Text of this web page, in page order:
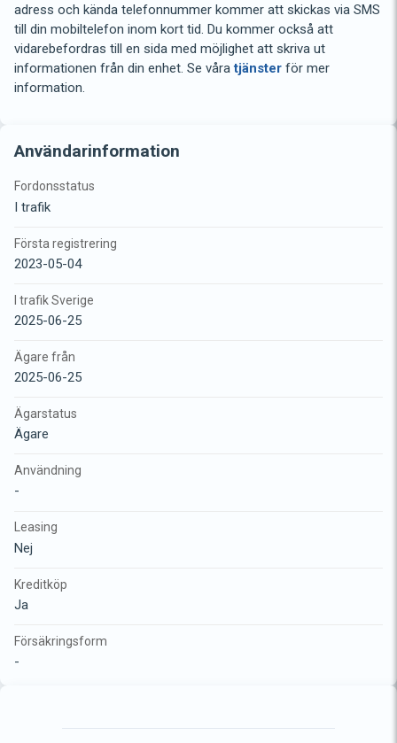
adress och kända telefonnummer kommer att skickas via SMS
till din mobiltelefon inom kort tid. Du kommer också att
vidarebefordras till en sida med möjlighet att skriva ut
informationen från din enhet. Se våratjänster för mer
information.
Användarinformation
Fordonsstatus
I trafik
Första registrering
2023-05-04
I trafik Sverige
2025-06-25
Ägare från
2025-06-25
Ägarstatus
Ägare
Användning
-
Leasing
Nej
Kreditköp
Ja
Försäkringsform
-